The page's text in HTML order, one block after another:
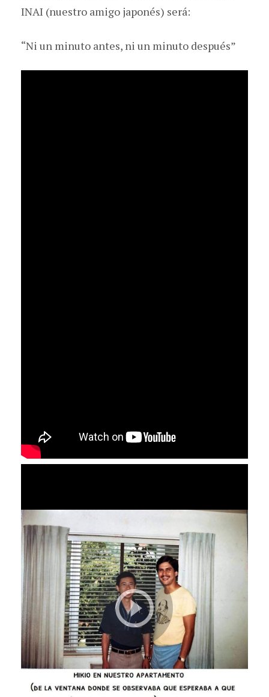
INAI (nuestro amigo japonés) será:
“Ni un minuto antes, ni un minuto después”